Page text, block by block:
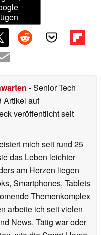
- Senior Tech
Artikel auf
veröffentlichtseit
mich seit rund 25
das Leben leichter
am Herzen liegen
Smartphones, Tablets
Themenkomplex
arbeite ich seit vielen
News. Tätig war oder